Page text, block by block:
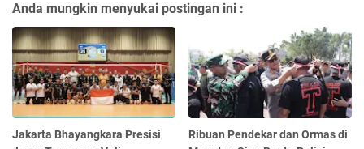
Anda mungkin menyukai postingan ini :
Jakarta Bhayangkara Presisi
Ribuan Pendekar dan Ormas di